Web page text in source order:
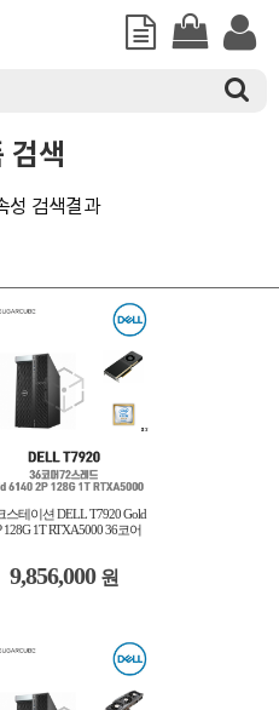
검색
성 검색결과
스테이션 DELL T7920 Gold
128G 1T RTXA5000 36코어
9,856,000 원